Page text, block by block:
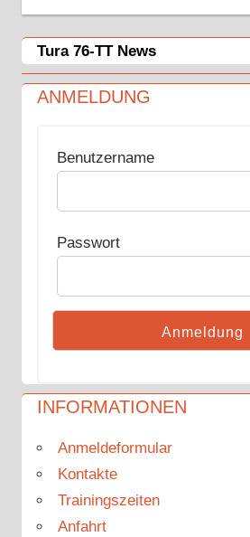
Tura 76-TT News
ANMELDUNG
Benutzername
Passwort
INFORMATIONEN
Anmeldeformular
Kontakte
Trainingszeiten
Anfahrt